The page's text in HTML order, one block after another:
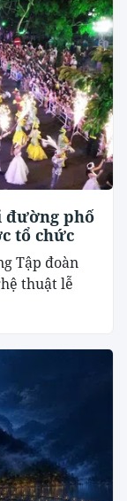
đường phố
tổ chức
Tập đoàn
thuật lễ